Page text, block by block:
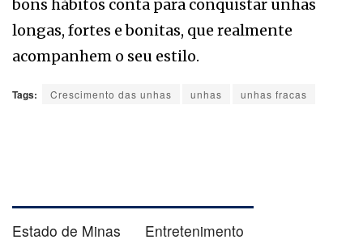
bons hábitos conta para conquistar unhas
longas, fortes e bonitas, que realmente
acompanhem o seu estilo.
Tags: Crescimento das unhas unhas unhas fracas
Estado de Minas Entretenimento